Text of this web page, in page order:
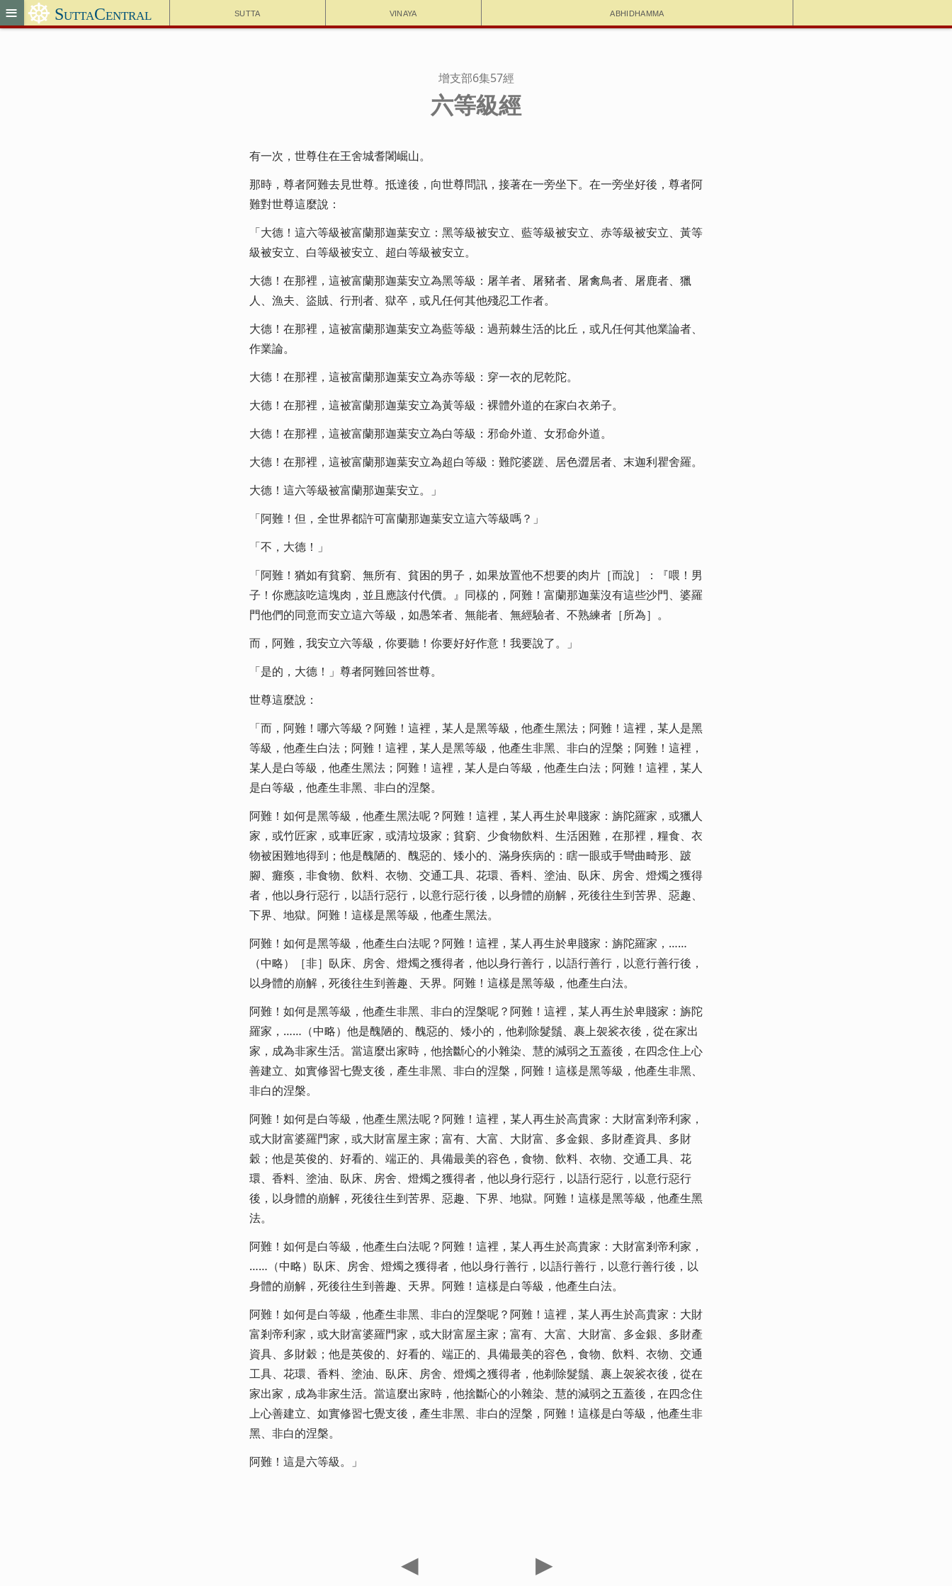
Sutta Vinaya Abhidhamma
≡ ☸ SuttaCentral
增支部6集57經
六等級經
有一次，世尊住在王舍城耆闍崛山。
那時，尊者阿難去見世尊。抵達後，向世尊問訊，接著在一旁坐下。在一旁坐好後，尊者阿
難對世尊這麼說：
「大德！這六等級被富蘭那迦葉安立：黑等級被安立、藍等級被安立、赤等級被安立、黃等
級被安立、白等級被安立、超白等級被安立。
大德！在那裡，這被富蘭那迦葉安立為黑等級：屠羊者、屠豬者、屠禽鳥者、屠鹿者、獵
人、漁夫、盜賊、行刑者、獄卒，或凡任何其他殘忍工作者。
大德！在那裡，這被富蘭那迦葉安立為藍等級：過荊棘生活的比丘，或凡任何其他業論者、
作業論。
大德！在那裡，這被富蘭那迦葉安立為赤等級：穿一衣的尼乾陀。
大德！在那裡，這被富蘭那迦葉安立為黃等級：裸體外道的在家白衣弟子。
大德！在那裡，這被富蘭那迦葉安立為白等級：邪命外道、女邪命外道。
大德！在那裡，這被富蘭那迦葉安立為超白等級：難陀婆蹉、居色澀居者、末迦利瞿舍羅。
大德！這六等級被富蘭那迦葉安立。」
「阿難！但，全世界都許可富蘭那迦葉安立這六等級嗎？」
「不，大德！」
「阿難！猶如有貧窮、無所有、貧困的男子，如果放置他不想要的肉片［而說］：『喂！男
子！你應該吃這塊肉，並且應該付代價。』同樣的，阿難！富蘭那迦葉沒有這些沙門、婆羅
門他們的同意而安立這六等級，如愚笨者、無能者、無經驗者、不熟練者［所為］。
而，阿難，我安立六等級，你要聽！你要好好作意！我要說了。」
「是的，大德！」尊者阿難回答世尊。
世尊這麼說：
「而，阿難！哪六等級？阿難！這裡，某人是黑等級，他產生黑法；阿難！這裡，某人是黑
等級，他產生白法；阿難！這裡，某人是黑等級，他產生非黑、非白的涅槃；阿難！這裡，
某人是白等級，他產生黑法；阿難！這裡，某人是白等級，他產生白法；阿難！這裡，某人
是白等級，他產生非黑、非白的涅槃。
阿難！如何是黑等級，他產生黑法呢？阿難！這裡，某人再生於卑賤家：旃陀羅家，或獵人
家，或竹匠家，或車匠家，或清垃圾家；貧窮、少食物飲料、生活困難，在那裡，糧食、衣
物被困難地得到；他是醜陋的、醜惡的、矮小的、滿身疾病的：瞎一眼或手彎曲畸形、跛
腳、癱瘓，非食物、飲料、衣物、交通工具、花環、香料、塗油、臥床、房舍、燈燭之獲得
者，他以身行惡行，以語行惡行，以意行惡行後，以身體的崩解，死後往生到苦界、惡趣、
下界、地獄。阿難！這樣是黑等級，他產生黑法。
阿難！如何是黑等級，他產生白法呢？阿難！這裡，某人再生於卑賤家：旃陀羅家，……
（中略）［非］臥床、房舍、燈燭之獲得者，他以身行善行，以語行善行，以意行善行後，
以身體的崩解，死後往生到善趣、天界。阿難！這樣是黑等級，他產生白法。
阿難！如何是黑等級，他產生非黑、非白的涅槃呢？阿難！這裡，某人再生於卑賤家：旃陀
羅家，……（中略）他是醜陋的、醜惡的、矮小的，他剃除髮鬚、裹上袈裟衣後，從在家出
家，成為非家生活。當這麼出家時，他捨斷心的小雜染、慧的減弱之五蓋後，在四念住上心
善建立、如實修習七覺支後，產生非黑、非白的涅槃，阿難！這樣是黑等級，他產生非黑、
非白的涅槃。
阿難！如何是白等級，他產生黑法呢？阿難！這裡，某人再生於高貴家：大財富剎帝利家，
或大財富婆羅門家，或大財富屋主家；富有、大富、大財富、多金銀、多財產資具、多財
穀；他是英俊的、好看的、端正的、具備最美的容色，食物、飲料、衣物、交通工具、花
環、香料、塗油、臥床、房舍、燈燭之獲得者，他以身行惡行，以語行惡行，以意行惡行
後，以身體的崩解，死後往生到苦界、惡趣、下界、地獄。阿難！這樣是黑等級，他產生黑
法。
阿難！如何是白等級，他產生白法呢？阿難！這裡，某人再生於高貴家：大財富剎帝利家，
……（中略）臥床、房舍、燈燭之獲得者，他以身行善行，以語行善行，以意行善行後，以
身體的崩解，死後往生到善趣、天界。阿難！這樣是白等級，他產生白法。
阿難！如何是白等級，他產生非黑、非白的涅槃呢？阿難！這裡，某人再生於高貴家：大財
富剎帝利家，或大財富婆羅門家，或大財富屋主家；富有、大富、大財富、多金銀、多財產
資具、多財穀；他是英俊的、好看的、端正的、具備最美的容色，食物、飲料、衣物、交通
工具、花環、香料、塗油、臥床、房舍、燈燭之獲得者，他剃除髮鬚、裹上袈裟衣後，從在
家出家，成為非家生活。當這麼出家時，他捨斷心的小雜染、慧的減弱之五蓋後，在四念住
上心善建立、如實修習七覺支後，產生非黑、非白的涅槃，阿難！這樣是白等級，他產生非
黑、非白的涅槃。
阿難！這是六等級。」
◀ ▶